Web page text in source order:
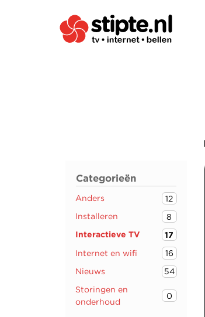
Categorieën
Anders
12
Installeren
8
Interactieve TV
17
Internet en wifi
16
Nieuws
54
Storingen en
onderhoud
0